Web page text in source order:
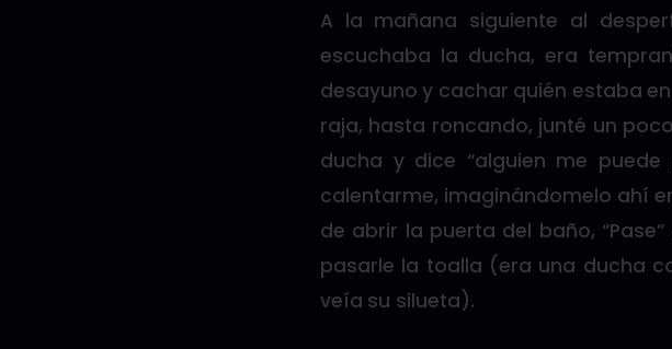
A la mañana siguiente al
escuchaba la ducha, era
desayuno y cachar quién estaba
raja, hasta roncando, junté un
ducha y dice “alguien me
calentarme, imaginándomelo ahí
de abrir la puerta del baño,
pasarle la toalla (era una ducha
veía su silueta).